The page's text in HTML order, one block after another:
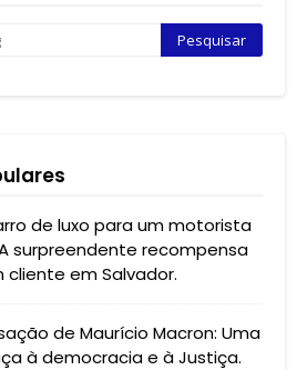
de luxo para um motorista
surpreendente recompensa
cliente em Salvador.
de Maurício Macron: Uma
à democracia e à Justiça.